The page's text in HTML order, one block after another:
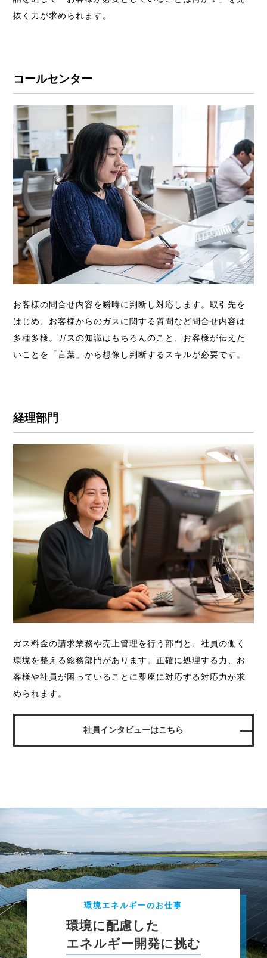
抜く力が求められます。
コールセンター
お客様の問合せ内容を瞬時に判断し対応します。取引先を
はじめ、お客様からのガスに関する質問など問合せ内容は
多種多様。ガスの知識はもちろんのこと、お客様が伝えた
いことを「言葉」から想像し判断するスキルが必要です。
経理部門
ガス料金の請求業務や売上管理を行う部門と、社員の働く
環境を整える総務部門があります。正確に処理する力、お
客様や社員が困っていることに即座に対応する対応力が求
められます。
社員インタビューはこちら
環境エネルギーのお仕事
環境に配慮した
エネルギー開発に挑む